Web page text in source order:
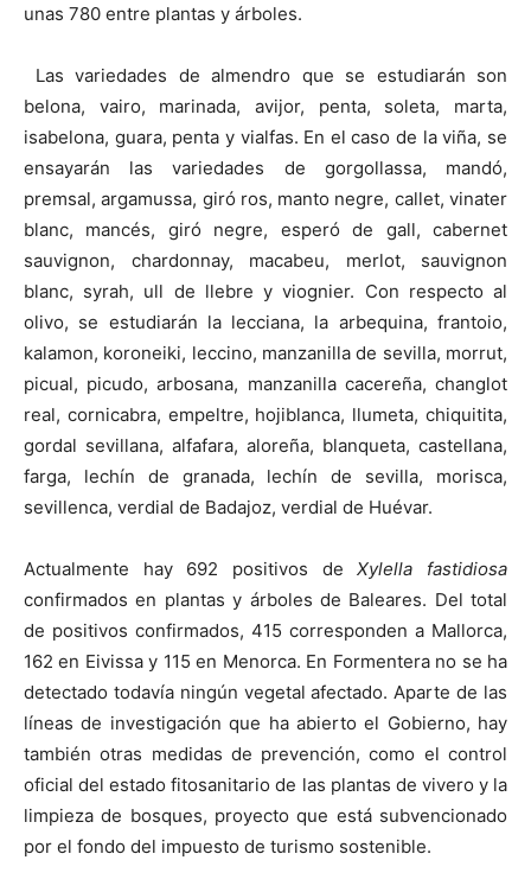
unas 780 entre plantas y árboles.
Las variedades de almendro que se estudiarán son
belona, vairo, marinada, avijor, penta, soleta, marta,
isabelona, guara, penta y vialfas. En el caso de la viña, se
ensayarán las variedades de gorgollassa, mandó,
premsal, argamussa, giró ros, manto negre, callet, vinater
blanc, mancés, giró negre, esperó de gall, cabernet
sauvignon, chardonnay, macabeu, merlot, sauvignon
blanc, syrah, ull de llebre y viognier. Con respecto al
olivo, se estudiarán la lecciana, la arbequina, frantoio,
kalamon, koroneiki, leccino, manzanilla de sevilla, morrut,
picual, picudo, arbosana, manzanilla cacereña, changlot
real, cornicabra, empeltre, hojiblanca, llumeta, chiquitita,
gordal sevillana, alfafara, aloreña, blanqueta, castellana,
farga, lechín de granada, lechín de sevilla, morisca,
sevillenca, verdial de Badajoz, verdial de Huévar.
Actualmente hay 692 positivos deXylella fastidiosa
confirmados en plantas y árboles de Baleares. Del total
de positivos confirmados, 415 corresponden a Mallorca,
162 en Eivissa y 115 en Menorca. En Formentera no se ha
detectado todavía ningún vegetal afectado. Aparte de las
líneas de investigación que ha abierto el Gobierno, hay
también otras medidas de prevención, como el control
oficial del estado fitosanitario de las plantas de vivero y la
limpieza de bosques, proyecto que está subvencionado
por el fondo del impuesto de turismo sostenible.